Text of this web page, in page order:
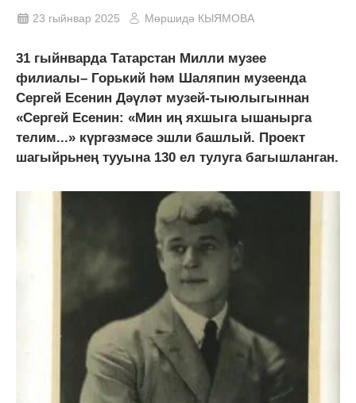
23 гыйнвар 2025 Мөршидә КЫЯМОВА
31 гыйнварда Татарстан Милли музее
филиалы– Горький һәм Шаляпин музеенда
Сергей Есенин Дәүләт музей-тыюлыгыннан
«Сергей Есенин: «Мин иң яхшыга ышанырга
телим...» күргәзмәсе эшли башлый. Проект
шагыйрьнең тууына 130 ел тулуга багышланган.